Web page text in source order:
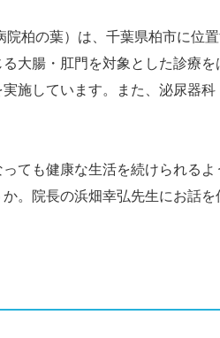
柏の葉）は、千葉県柏市に位置
大腸・肛門を対象とした診療
施しています。また、泌尿器
ても健康な生活を続けられるよ
。院長の浜畑幸弘先生にお話を